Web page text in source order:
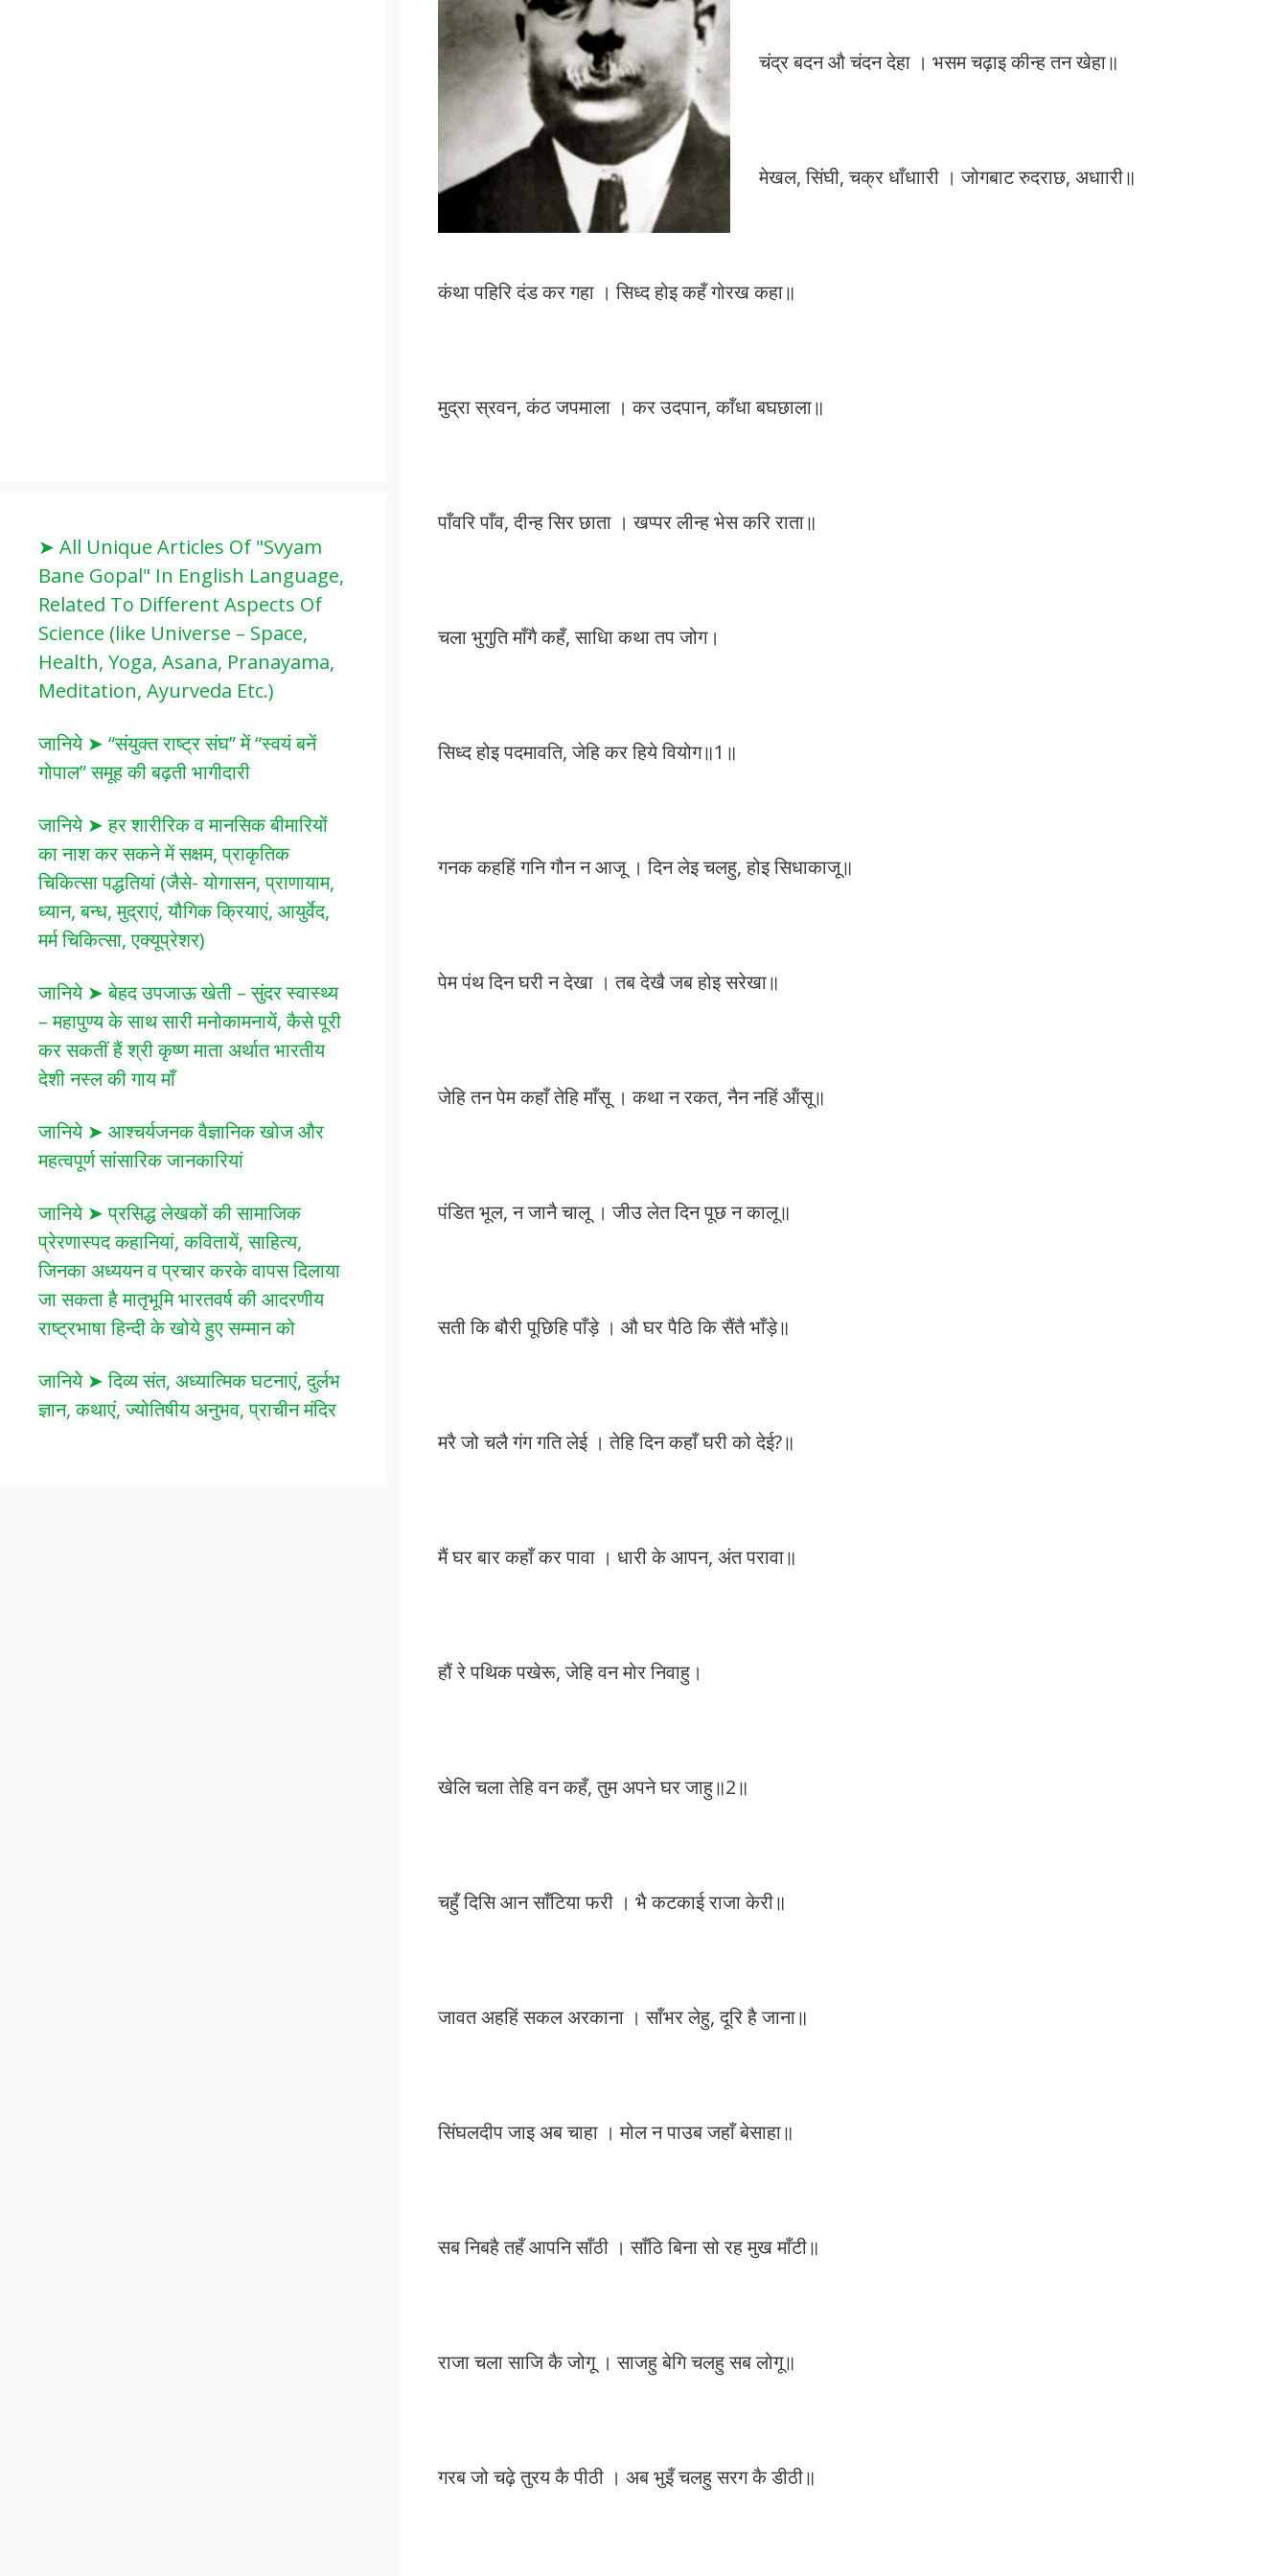
k p
चंद्र बदन औ चंदन देहा । भसम चढ़ाइ कीन्ह तन खेहा॥
मेखल, सिंघी, चक्र धाँधाारी । जोगबाट रुदराछ, अधाारी॥
कंथा पहिरि दंड कर गहा । सिध्द होइ कहँ गोरख कहा॥
मुद्रा स्रवन, कंठ जपमाला । कर उदपान, काँधा बघछाला॥
पाँवरि पाँव, दीन्ह सिर छाता । खप्पर लीन्ह भेस करि राता॥
चला भुगुति माँगै कहँ, साधिा कथा तप जोग।
सिध्द होइ पदमावति, जेहि कर हिये वियोग॥1॥
गनक कहहिं गनि गौन न आजू । दिन लेइ चलहु, होइ सिधाकाजू॥
पेम पंथ दिन घरी न देखा । तब देखै जब होइ सरेखा॥
जेहि तन पेम कहाँ तेहि माँसू । कथा न रकत, नैन नहिं ऑंसू॥
पंडित भूल, न जानै चालू । जीउ लेत दिन पूछ न कालू॥
सती कि बौरी पूछिहि पाँड़े । औ घर पैठि कि सैंतै भाँड़े॥
मरै जो चलै गंग गति लेई । तेहि दिन कहाँ घरी को देई?॥
मैं घर बार कहाँ कर पावा । धारी के आपन, अंत परावा॥
हौं रे पथिक पखेरू, जेहि वन मोर निवाहु।
खेलि चला तेहि वन कहँ, तुम अपने घर जाहु॥2॥
चहुँ दिसि आन साँटिया फरी । भै कटकाई राजा केरी॥
जावत अहहिं सकल अरकाना । साँभर लेहु, दूरि है जाना॥
सिंघलदीप जाइ अब चाहा । मोल न पाउब जहाँ बेसाहा॥
सब निबहै तहँ आपनि साँठी । साँठि बिना सो रह मुख माँटी॥
राजा चला साजि कै जोगू । साजहु बेगि चलहु सब लोगू॥
गरब जो चढ़े तुरय कै पीठी । अब भुइँ चलहु सरग कै डीठी॥
➤ All Unique Articles Of "Svyam
Bane Gopal" In English Language,
Related To Different Aspects Of
Science (like Universe – Space,
Health, Yoga, Asana, Pranayama,
Meditation, Ayurveda Etc.)
जानिये ➤ “संयुक्त राष्ट्र संघ” में “स्वयं बनें
गोपाल” समूह की बढ़ती भागीदारी
जानिये ➤ हर शारीरिक व मानसिक बीमारियों
का नाश कर सकने में सक्षम, प्राकृतिक
चिकित्सा पद्धतियां (जैसे- योगासन, प्राणायाम,
ध्यान, बन्ध, मुद्राएं, यौगिक क्रियाएं, आयुर्वेद,
मर्म चिकित्सा, एक्यूप्रेशर)
जानिये ➤ बेहद उपजाऊ खेती – सुंदर स्वास्थ्य
– महापुण्य के साथ सारी मनोकामनायें, कैसे पूरी
कर सकतीं हैं श्री कृष्ण माता अर्थात भारतीय
देशी नस्ल की गाय माँ
जानिये ➤ आश्चर्यजनक वैज्ञानिक खोज और
महत्वपूर्ण सांसारिक जानकारियां
जानिये ➤ प्रसिद्ध लेखकों की सामाजिक
प्रेरणास्पद कहानियां, कवितायें, साहित्य,
जिनका अध्ययन व प्रचार करके वापस दिलाया
जा सकता है मातृभूमि भारतवर्ष की आदरणीय
राष्ट्रभाषा हिन्दी के खोये हुए सम्मान को
जानिये ➤ दिव्य संत, अध्यात्मिक घटनाएं, दुर्लभ
ज्ञान, कथाएं, ज्योतिषीय अनुभव, प्राचीन मंदिर